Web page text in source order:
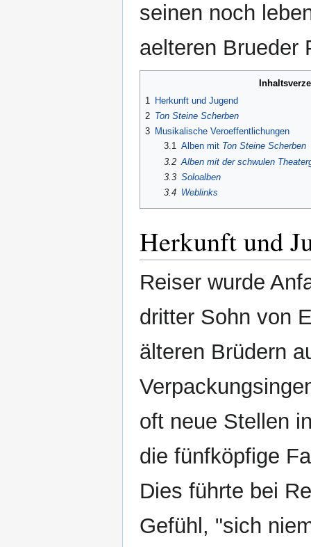
seinen noch
aelteren Brueder
1
Herkunft und Jugend
2 Ton Steine Scherben
3 Musikalische Veroeffentlichungen
3.1 Alben mit Ton Steine Scherben
3.2 Alben mit der schwulen
3.3 Soloalben
3.4 Weblinks
Herkunft und
Reiser wurde
dritter Sohn von
älteren Brüdern
oft neue Stellen
die fünfköpfige
Dies führte bei
Gefühl, "sich